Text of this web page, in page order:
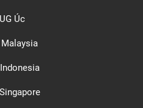
Úc
Malaysia